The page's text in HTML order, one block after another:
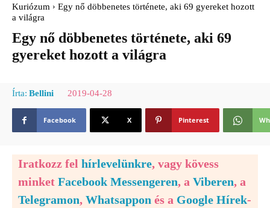
Kuriózum
Egy nő döbbenetes története, aki 69 gyereket hozott
a világra
Egy nő döbbenetes története, aki 69
gyereket hozott a világra
Írta: Bellini 2019-04-28
Facebook X Pinterest
Iratkozz fel hírlevelünkre, vagy kövess
minket Facebook Messengeren, a Viberen, a
Telegramon, Whatsappon és a Google Hírek-